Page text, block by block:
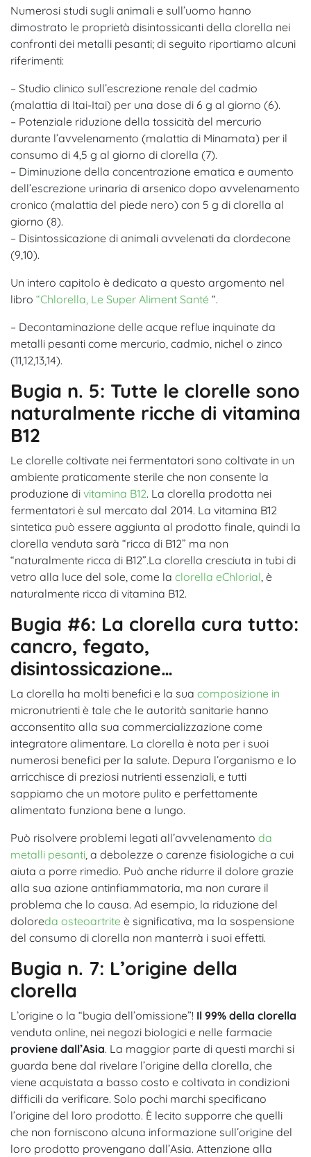
Numerosi studi sugli animali e sull’uomo hanno
dimostrato le proprietà disintossicanti della clorella nei
confronti dei metalli pesanti; di seguito riportiamo alcuni
riferimenti:
– Studio clinico sull’escrezione renale del cadmio
(malattia di Itai-Itai) per una dose di 6 g al giorno (6).
– Potenziale riduzione della tossicità del mercurio
durante l’avvelenamento (malattia di Minamata) per il
consumo di 4,5 g al giorno di clorella (7).
– Diminuzione della concentrazione ematica e aumento
dell’escrezione urinaria di arsenico dopo avvelenamento
cronico (malattia del piede nero) con 5 g di clorella al
giorno (8).
– Disintossicazione di animali avvelenati da clordecone
(9,10).
Un intero capitolo è dedicato a questo argomento nel
libro “Chlorella, Le Super Aliment Santé “.
– Decontaminazione delle acque reflue inquinate da
metalli pesanti come mercurio, cadmio, nichel o zinco
(11,12,13,14).
Bugia n. 5: Tutte le clorelle sono
naturalmente ricche di vitamina
B12
Le clorelle coltivate nei fermentatori sono coltivate in un
ambiente praticamente sterile che non consente la
produzione di vitamina B12. La clorella prodotta nei
fermentatori è sul mercato dal 2014. La vitamina B12
sintetica può essere aggiunta al prodotto finale, quindi la
clorella venduta sarà “ricca di B12” ma non
“naturalmente ricca di B12”.La clorella cresciuta in tubi di
vetro alla luce del sole, come la clorella eChlorial , è
naturalmente ricca di vitamina B12.
Bugia #6: La clorella cura tutto:
cancro, fegato,
disintossicazione…
La clorella ha molti benefici e la sua composizione in
micronutrienti è tale che le autorità sanitarie hanno
acconsentito alla sua commercializzazione come
integratore alimentare. La clorella è nota per i suoi
numerosi benefici per la salute. Depura l’organismo e lo
arricchisce di preziosi nutrienti essenziali, e tutti
sappiamo che un motore pulito e perfettamente
alimentato funziona bene a lungo.
Può risolvere problemi legati all’avvelenamento da
metalli pesanti , a debolezze o carenze fisiologiche a cui
aiuta a porre rimedio. Può anche ridurre il dolore grazie
alla sua azione antinfiammatoria, ma non curare il
problema che lo causa. Ad esempio, la riduzione del
doloreda osteoartrite è significativa, ma la sospensione
del consumo di clorella non manterrà i suoi effetti.
Bugia n. 7: L’origine della
clorella
L’origine o la “bugia dell’omissione”! Il 99% della clorella
venduta online, nei negozi biologici e nelle farmacie
proviene dall’Asia. La maggior parte di questi marchi si
guarda bene dal rivelare l’origine della clorella, che
viene acquistata a basso costo e coltivata in condizioni
difficili da verificare. Solo pochi marchi specificano
l’origine del loro prodotto. È lecito supporre che quelli
che non forniscono alcuna informazione sull’origine del
loro prodotto provengano dall’Asia. Attenzione alla